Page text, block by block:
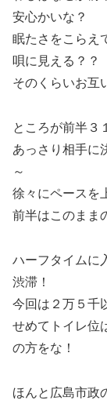
安心かいな？
眠たさをこらえ
唄に見える？？
そのくらいお互
ところが前半３
あっさり相手に
～
徐々にペースを
前半はこのまま
ハーフタイムに
渋滞！
今回は２万５千
せめてトイレ位
の方をな！
ほんと広島市政